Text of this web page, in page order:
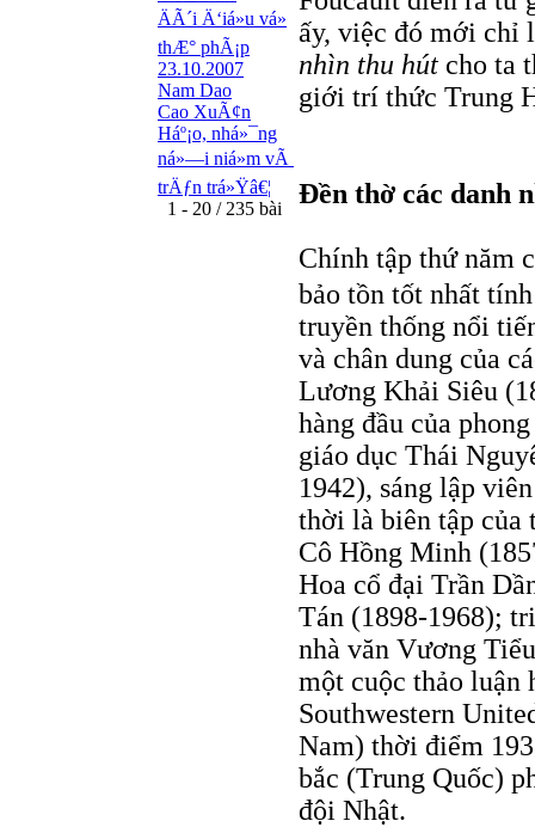
ÄÃ´i Ä‘iá»u vá»
thÆ° phÃ¡p
23.10.2007
Nam Dao
Cao XuÃ¢n
Háº¡o, nhá»¯ng
ná»—i niá»m vÃ
trÄƒn trá»Ÿâ€¦
1 - 20 / 235 bài
ấy, việc đó mới
nhìn thu hút cho ta
giới trí thức Trung
Ðền thờ các danh
Chính tập thứ năm
bảo tồn tốt nhất
truyền thống nổi
và chân dung của
Lương Khải Siêu
hàng đầu của
giáo dục Thái
1942), sáng lập
thời là biên tập
Cô Hồng Minh
Hoa cổ đại Trần
Tán (1898-1968);
nhà văn Vương
một cuộc thảo luận
Southwestern
Nam) thời điểm
bắc (Trung Quốc)
đội Nhật.